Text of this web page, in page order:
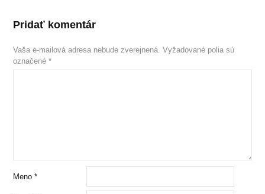
Pridať komentár
Vaša e-mailová adresa nebude zverejnená. Vyžadované polia sú
označené*
Meno*